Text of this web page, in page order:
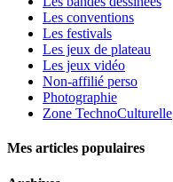
Les conventions
Les festivals
Les jeux de plateau
Les jeux vidéo
Non-affilié perso
Photographie
Zone TechnoCulturelle
Mes articles populaires